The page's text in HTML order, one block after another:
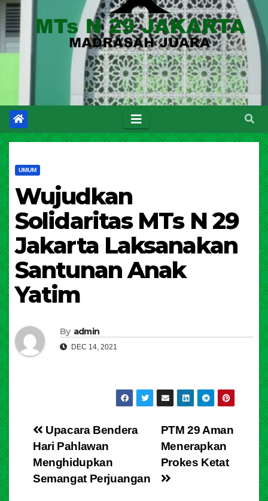
UMUM
Wujudkan
Solidaritas MTs N 29
Jakarta Laksanakan
Santunan Anak
Yatim
By admin
DEC 14, 2021
Post
navigation
PTM 29 Aman
Menerapkan
Prokes Ketat
Upacara Bendera
Hari Pahlawan
Menghidupkan
Semangat Perjuangan